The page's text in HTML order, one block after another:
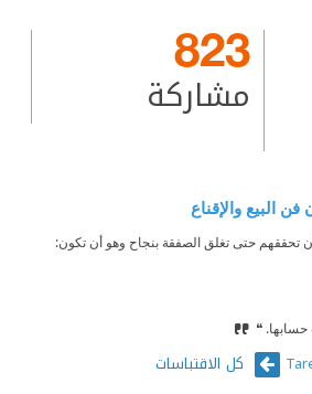
823
مشاركة
البيع والإقناع
أن تحققهم حتى تغلق الصفقة بنجاح وهو أن تكون:
كل الاقتباسات